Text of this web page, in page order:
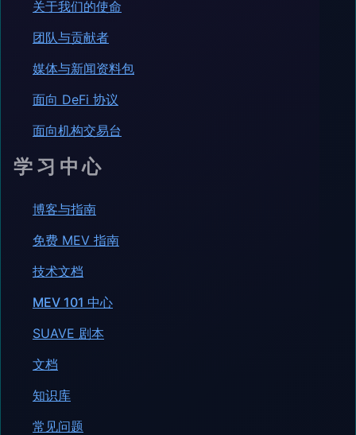
关于我们的使命
团队与贡献者
媒体与新闻资料包
面向 DeFi 协议
面向机构交易台
学习中心
博客与指南
免费 MEV 指南
技术文档
MEV 101 中心
SUAVE 剧本
文档
知识库
常见问题